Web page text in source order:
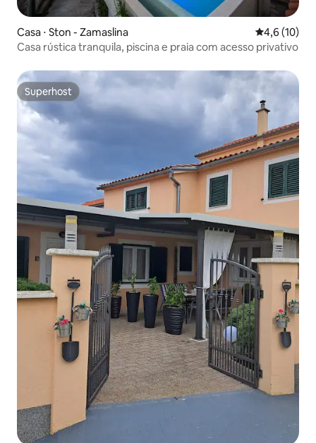
Casa ⋅ Ston - Zamaslina 4,6 de uma
4,6 (10)
Casa rústica tranquila, piscina e praia com acesso privativo
Superhost
Superhost